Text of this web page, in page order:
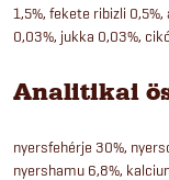
1,5%, fekete ribizli
0,03%, jukka 0,03%,
Analitikai
nyersfehérje 30%,
nyershamu 6,8%,